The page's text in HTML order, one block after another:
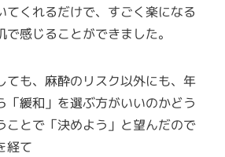
てくれるだけで、すごく楽になる
感じることができました。
ても、麻酔のリスク以外にも、年
「緩和」を選ぶ方がいいのかどう
ことで「決めよう」と望んだので
経て